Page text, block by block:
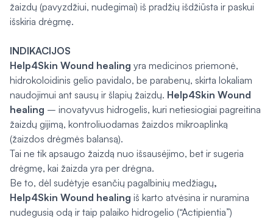
žaizdų (pavyzdžiui, nudegimai) iš pradžių išdžiūsta ir paskui
išskiria drėgmę.
INDIKACIJOS
Help4Skin Wound healing yra medicinos priemonė,
hidrokoloidinis gelio pavidalo, be parabenų, skirta lokaliam
naudojimui ant sausų ir šlapių žaizdų. Help4Skin Wound
healing – inovatyvus hidrogelis, kuri netiesiogiai pagreitina
žaizdų gijimą, kontroliuodamas žaizdos mikroaplinką
(žaizdos drėgmės balansą).
Tai ne tik apsaugo žaizdą nuo išsausėjimo, bet ir sugeria
drėgmę, kai žaizda yra per drėgna.
Be to, dėl sudėtyje esančių pagalbinių medžiagų,
Help4Skin Wound healing iš karto atvėsina ir nuramina
nudegusią odą ir taip palaiko hidrogelio (“Actipientia”)